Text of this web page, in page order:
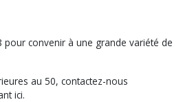
pour convenir à une grande variété de
au 50, contactez-nous
ici.